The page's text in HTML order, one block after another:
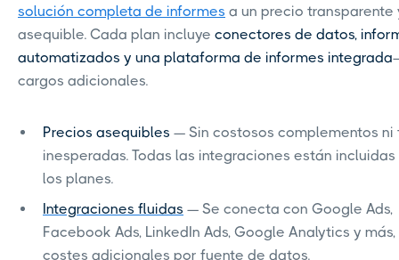
solución completa de informes a un precio transparente
asequible. Cada plan incluye conectores de datos,
automatizados y una plataforma de informes integrada
cargos adicionales.
Precios asequibles — Sin costosos complementos
inesperadas. Todas las integraciones están
los planes.
Integraciones fluidas — Se conecta con Google Ads,
Facebook Ads, LinkedIn Ads, Google Analytics y más,
costes adicionales por fuente de datos.